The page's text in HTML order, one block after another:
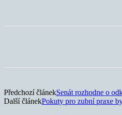
Předchozí článekSenát rozhodne o
Další článekPokuty pro zubní praxe